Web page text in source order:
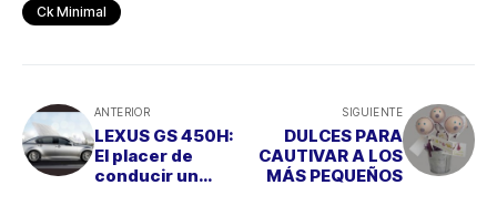
Ck Minimal
ANTERIOR
LEXUS GS 450H:
El placer de
conducir un
SIGUIENTE
DULCES PARA
CAUTIVAR A LOS
MÁS PEQUEÑOS